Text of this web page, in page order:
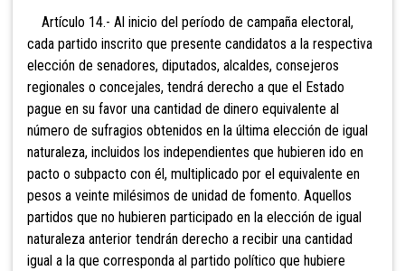
Artículo 14.- Al inicio del período de campaña electoral,
cada partido inscrito que presente candidatos a la respectiva
elección de senadores, diputados, alcaldes, consejeros
regionales o concejales, tendrá derecho a que el Estado
pague en su favor una cantidad de dinero equivalente al
número de sufragios obtenidos en la última elección de igual
naturaleza, incluidos los independientes que hubieren ido en
pacto o subpacto con él, multiplicado por el equivalente en
pesos a veinte milésimos de unidad de fomento. Aquellos
partidos que no hubieren participado en la elección de igual
naturaleza anterior tendrán derecho a recibir una cantidad
igual a la que corresponda al partido político que hubiere